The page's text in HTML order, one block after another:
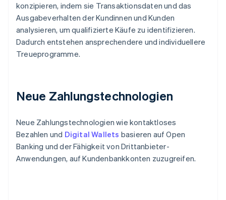
konzipieren, indem sie Transaktionsdaten und das
Ausgabeverhalten der Kundinnen und Kunden
analysieren, um qualifizierte Käufe zu identifizieren.
Dadurch entstehen ansprechendere und individuellere
Treueprogramme.
Neue Zahlungstechnologien
Neue Zahlungstechnologien wie kontaktloses
Bezahlen und Digital Wallets basieren auf Open
Banking und der Fähigkeit von Drittanbieter-
Anwendungen, auf Kundenbankkonten zuzugreifen.